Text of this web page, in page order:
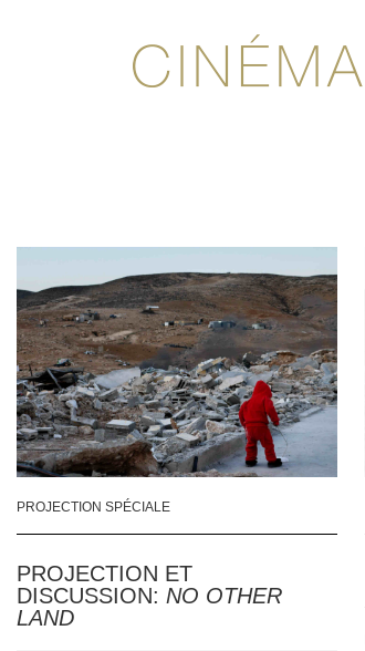
PROJECTION SPÉCIALE
PROJECTION ET
DISCUSSION: NO OTHER
LAND